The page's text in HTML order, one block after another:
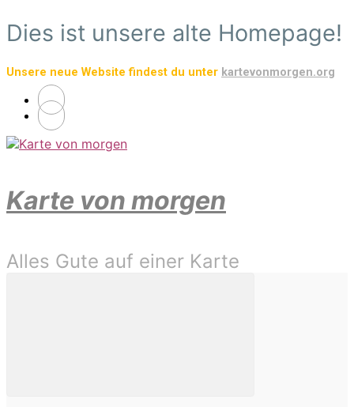
Zum
Hauptinhalt
Dies ist unsere alte Homepage!
Unsere neue Website findest du unter kartevonmorgen.org
Karte von morgen
Alles Gute auf einer Karte